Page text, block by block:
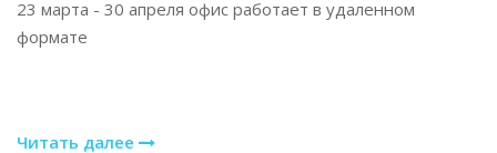
23 марта - 30 апреля офис работает в удаленном
формате
Читать далее